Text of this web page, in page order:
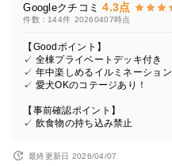
Googleクチコミ 4.3点
件数：144件 20260407時点
【Goodポイント】
✓ 全棟プライベートデッキ付き
✓ 年中楽しめるイルミネーション
✓ 愛犬OKのコテージあり！
【事前確認ポイント】
✓ 飲食物の持ち込み禁止
最終更新日 2026/04/07